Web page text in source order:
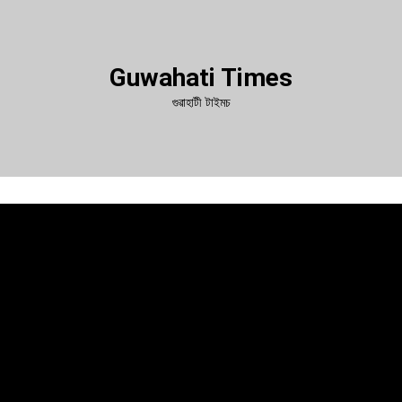
Guwahati Times
গুৱাহাটী টাইমচ